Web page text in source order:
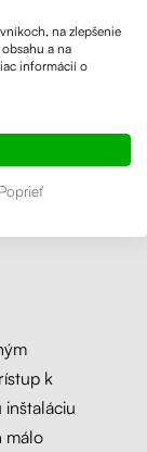
k
inštaláciu
málo
na zlepšenie
a na
informácií o
Poprieť